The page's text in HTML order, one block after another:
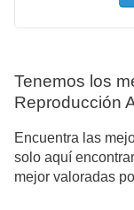
Tenemos los
Reproducción
Encuentra las
solo aquí
mejor valoradas